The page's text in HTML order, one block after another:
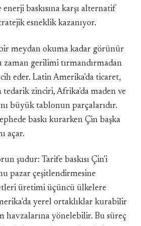
baskısına karşı alternatif
esneklik kazanıyor.
meydan okuma kadar görünür
zaman gerilimi tırmandırmadan
eder. Latin Amerika'da ticaret,
tedarik zinciri, Afrika'da maden ve
büyük tablonun parçalarıdır.
baskı kurarken Çin başka
açar.
şudur: Tarife baskısı Çin'i
pazar çeşitlendirmesine
üretimi üçüncü ülkelere
yerel ortaklıklar kurabilir
havzalarına yönelebilir. Bu süreç